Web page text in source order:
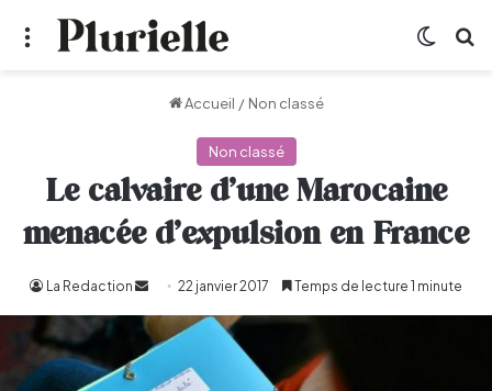
Menu
Accueil / Non classé
Non classé
Le calvaire d’une Marocaine
menacée d’expulsion en France
La Redaction
Envoyer
un
courriel
22 janvier 2017 Temps de lecture 1 minute